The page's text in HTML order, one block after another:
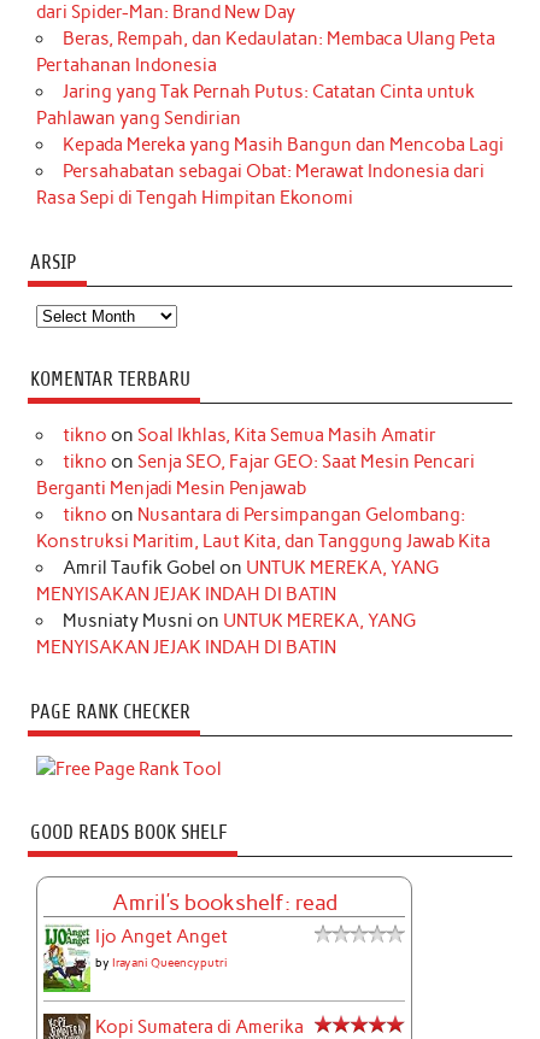
dari Spider-Man: Brand New Day
Beras, Rempah, dan Kedaulatan: Membaca Ulang Peta
Pertahanan Indonesia
Jaring yang Tak Pernah Putus: Catatan Cinta untuk
Pahlawan yang Sendirian
Kepada Mereka yang Masih Bangun dan Mencoba Lagi
Persahabatan sebagai Obat: Merawat Indonesia dari
Rasa Sepi di Tengah Himpitan Ekonomi
ARSIP
Arsip
KOMENTAR TERBARU
tikno on Soal Ikhlas, Kita Semua Masih Amatir
tikno on Senja SEO, Fajar GEO: Saat Mesin Pencari
Berganti Menjadi Mesin Penjawab
tikno on Nusantara di Persimpangan Gelombang:
Konstruksi Maritim, Laut Kita, dan Tanggung Jawab Kita
Amril Taufik Gobel on UNTUK MEREKA, YANG
MENYISAKAN JEJAK INDAH DI BATIN
Musniaty Musni on UNTUK MEREKA, YANG
MENYISAKAN JEJAK INDAH DI BATIN
PAGE RANK CHECKER
GOOD READS BOOK SHELF
Amril's bookshelf: read
Ijo Anget Anget
byIrayani Queencyputri
Kopi Sumatera di Amerika